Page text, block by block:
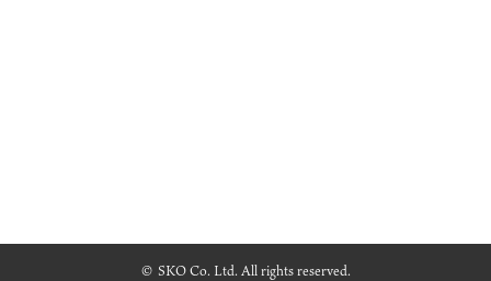
© SKO Co. Ltd. All rights reserved.